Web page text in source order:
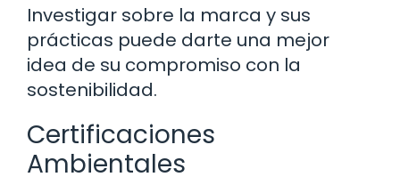
Investigar sobre la marca y sus
prácticas puede darte una mejor
idea de su compromiso con la
sostenibilidad.
Certificaciones
Ambientales